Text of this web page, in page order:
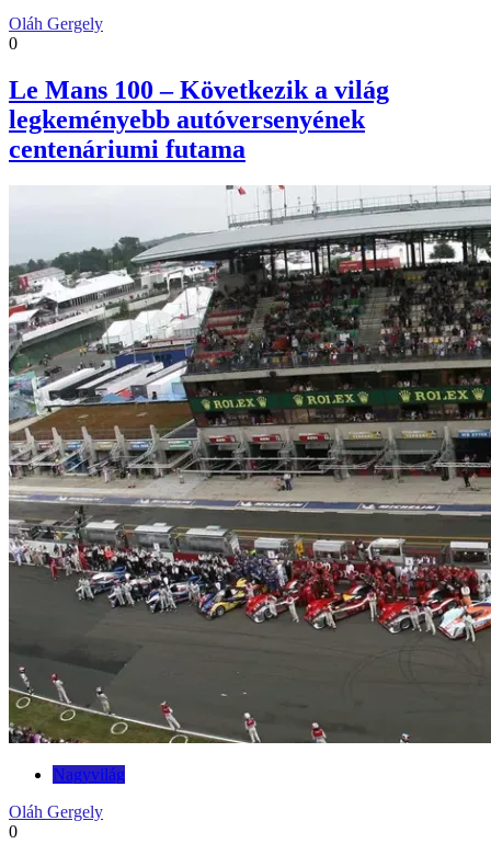
Oláh Gergely
0
Le Mans 100 – Következik a világ
legkeményebb autóversenyének
centenáriumi futama
Nagyvilág
Oláh Gergely
0